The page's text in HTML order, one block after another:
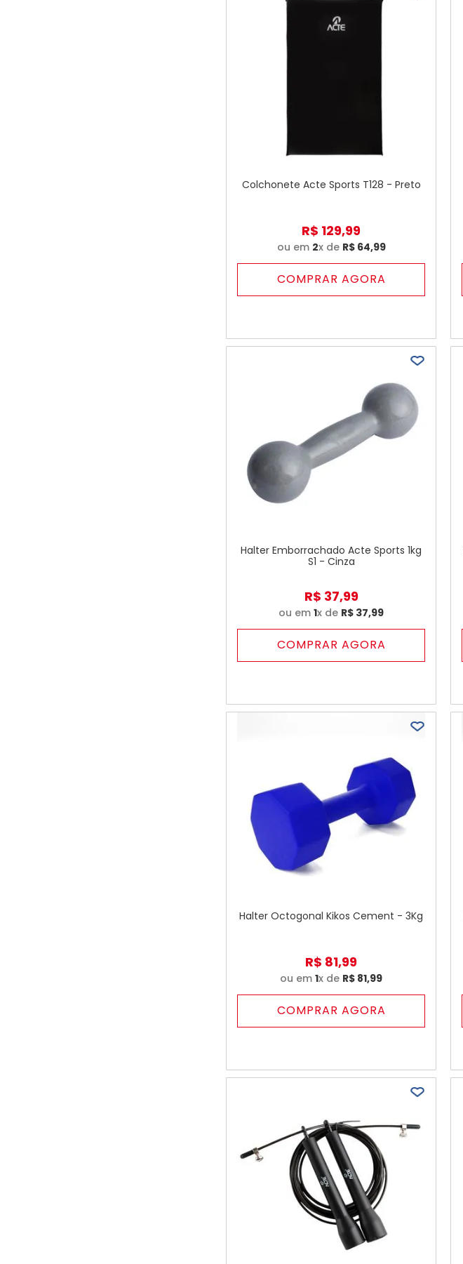
Colchonete Acte Sports T128 - Preto
R$ 129,99
ou em 2x de R$ 64,99
COMPRAR AGORA
Halter Emborrachado Acte Sports 1kg
S1 - Cinza
R$ 37,99
ou em1x de R$ 37,99
COMPRAR AGORA
Halter Octogonal Kikos Cement - 3Kg
R$ 81,99
ou em1x de R$ 81,99
COMPRAR AGORA